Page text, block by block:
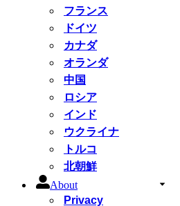
フランス
ドイツ
カナダ
オランダ
中国
ロシア
インド
ウクライナ
トルコ
北朝鮮
About
Privacy